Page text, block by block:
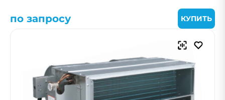
по запросу КУПИТЬ